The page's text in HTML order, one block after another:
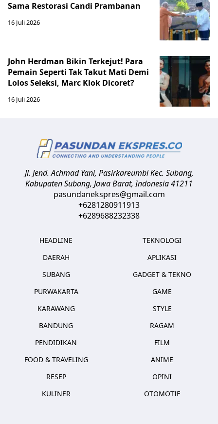
Sama Restorasi Candi Prambanan
16 Juli 2026
John Herdman Bikin Terkejut! Para
Pemain Seperti Tak Takut Mati Demi
Lolos Seleksi, Marc Klok Dicoret?
16 Juli 2026
Jl. Jend. Achmad Yani, Pasirkareumbi Kec. Subang,
Kabupaten Subang, Jawa Barat,Indonesia41211
pasundanekspres@gmail.com
+6281280911913
+6289688232338
HEADLINE
DAERAH
SUBANG
PURWAKARTA
KARAWANG
BANDUNG
PENDIDIKAN
FOOD & TRAVELING
RESEP
KULINER
TEKNOLOGI
APLIKASI
GADGET & TEKNO
GAME
STYLE
RAGAM
FILM
ANIME
OPINI
OTOMOTIF